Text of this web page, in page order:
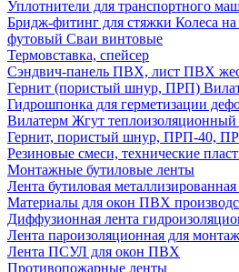
Уплотнители для транспортного
Бридж-фитинг для стяжки Колеса
футовый Сваи винтовые
Термовставка, спейсер
Сэндвич-панель ПВХ, лист ПВХ
Гернит (пористый шнур, ПРП)
Гидрошпонка для герметизации
Вилатерм Жгут
Гернит, пористый шнур, ПРП-40,
Резиновые смеси, технические
Монтажные бутиловые ленты
Лента бутиловая
Материалы для окон ПВХ
Диффузионная лента
Лента пароизоляционная для
Лента ПСУЛ для окон ПВХ
Противопожарные ленты